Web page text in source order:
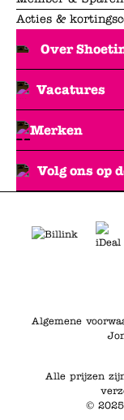
Acties &
Over
Vacatures
Merken
Volg ons op
Algemene
Alle prijzen
© 2025